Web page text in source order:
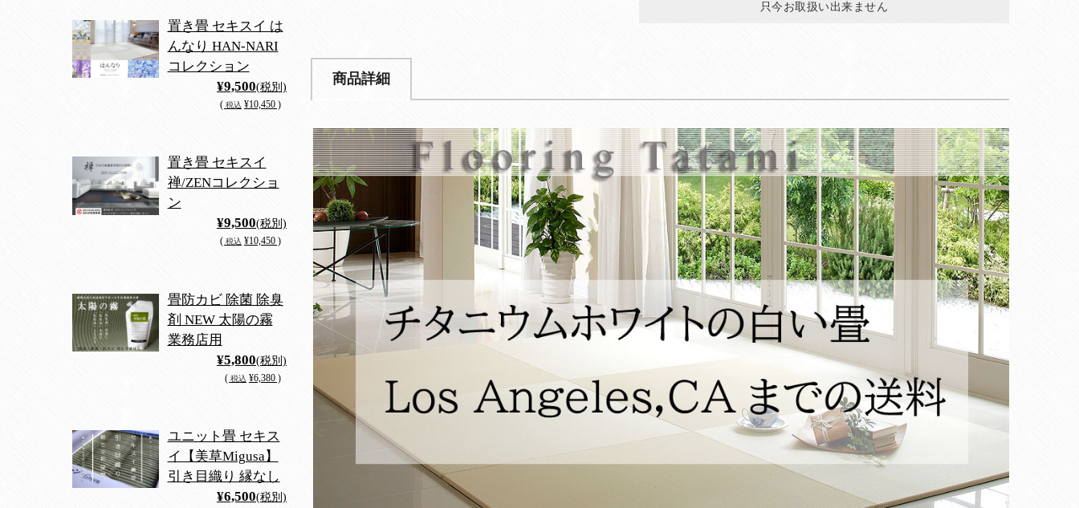
只今お取扱い出来ません
商品詳細
置き畳 セキスイ は
んなり HAN-NARI
コレクション
¥9,500(税別)
( 税込 ¥10,450 )
置き畳 セキスイ
禅/ZENコレクショ
ン
¥9,500(税別)
( 税込 ¥10,450 )
畳防カビ 除菌 除臭
剤 NEW 太陽の霧
業務店用
¥5,800(税別)
( 税込 ¥6,380 )
ユニット畳 セキス
イ【美草Migusa】
引き目織り 縁なし
¥6,500(税別)